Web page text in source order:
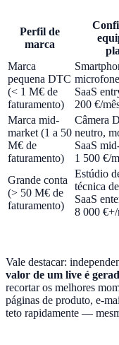
Perfil de
marca
Marca
pequena DTC
(< 1 M€ de
faturamento)
SaaS
200 €/
Marca mid-
market (1 a 50
M€ de
faturamento)
Câmera
neutro,
SaaS
1 500 €/
Grande conta
(> 50 M€ de
faturamento)
Estúdio
técnica
SaaS
8 000 €+/
Vale destacar:
valor de um live é
recortar os melhores
páginas de produto, e-
teto rapidamente —